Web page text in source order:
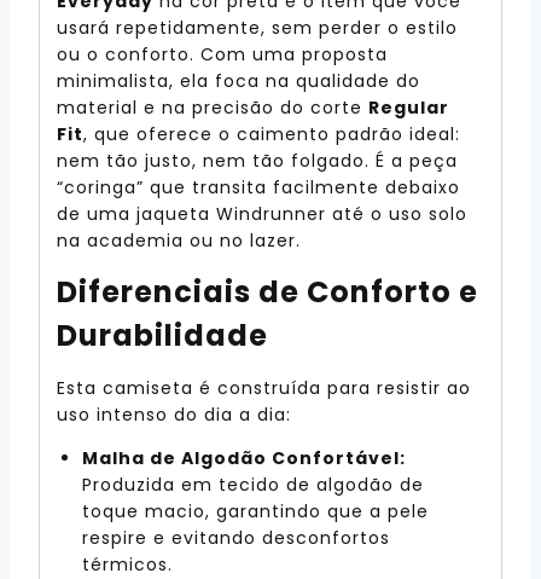
usará repetidamente, sem perder o estilo
ou o conforto. Com uma proposta
minimalista, ela foca na qualidade do
material e na precisão do corte Regular
Fit, que oferece o caimento padrão ideal:
nem tão justo, nem tão folgado. É a peça
“coringa” que transita facilmente debaixo
de uma jaqueta Windrunner até o uso solo
na academia ou no lazer.
Diferenciais de Conforto e
Durabilidade
Esta camiseta é construída para resistir ao
uso intenso do dia a dia:
Malha de Algodão Confortável:
Produzida em tecido de algodão de
toque macio, garantindo que a pele
respire e evitando desconfortos
térmicos.